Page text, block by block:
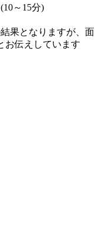
～15分)
果となりますが、面
お伝えしています